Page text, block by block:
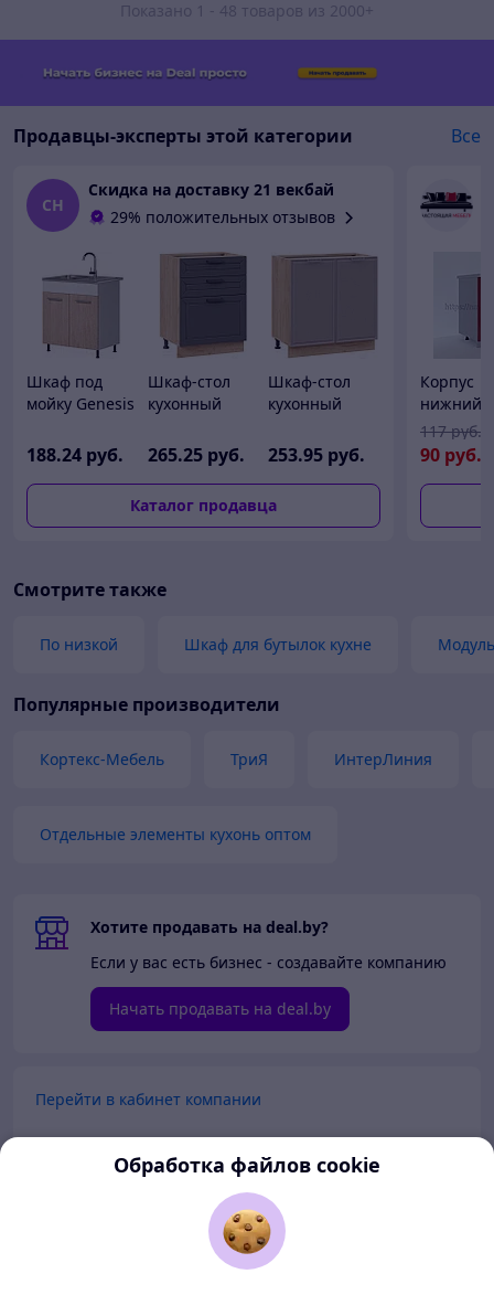
Показано 1 - 48 товаров из 2000+
Продавцы-эксперты этой категории Все
СН
Скидка на доставку 21 векбай
29% положительных отзывов
Шкаф под
мойку Genesis
12 800 со
вставкой
188.24 руб.
Шкаф-стол
кухонный
1Н6Я3
265.25 руб.
Шкаф-стол
кухонный
Белладжио
253.95 руб.
Каталог продавца
Корпус
нижний
200
90 руб.
117 руб.
Смотрите также
По низкой Шкаф для бутылок кухне
Популярные производители
Кортекс-Мебель ТриЯ ИнтерЛиния
Отдельные элементы кухонь оптом
Хотите продавать на deal.by?
Если у вас есть бизнес - создавайте компанию
Начать продавать на deal.by
Перейти в кабинет компании
Перейти в личный кабинет
Обработка файлов cookie